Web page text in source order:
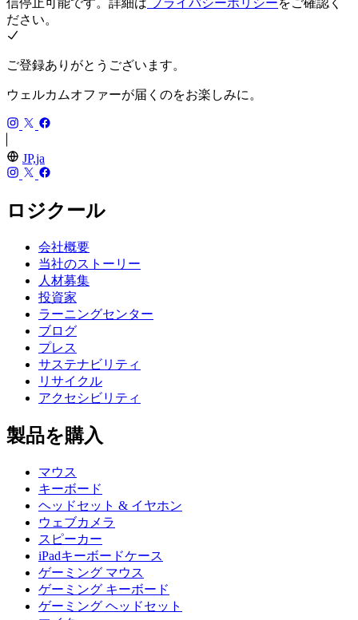
信停止可能です。詳細は プライバシーポリシーをご確認く
ださい。
ご登録ありがとうございます。
ウェルカムオファーが届くのをお楽しみに。
JP,ja
ロジクール
会社概要
当社のストーリー
人材募集
投資家
ラーニングセンター
ブログ
プレス
サステナビリティ
リサイクル
アクセシビリティ
製品を購入
マウス
キーボード
ヘッドセット & イヤホン
ウェブカメラ
スピーカー
iPadキーボードケース
ゲーミング マウス
ゲーミング キーボード
ゲーミング ヘッドセット